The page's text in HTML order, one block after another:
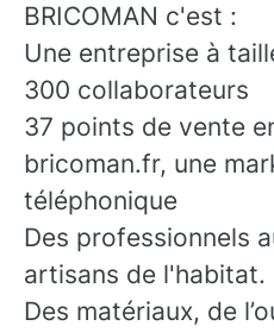
BRICOMAN c'est :
Une entreprise à
300 collaborateurs
37 points de vente
bricoman.fr, une
téléphonique
Des professionnels
artisans de l'habitat.
Des matériaux, de